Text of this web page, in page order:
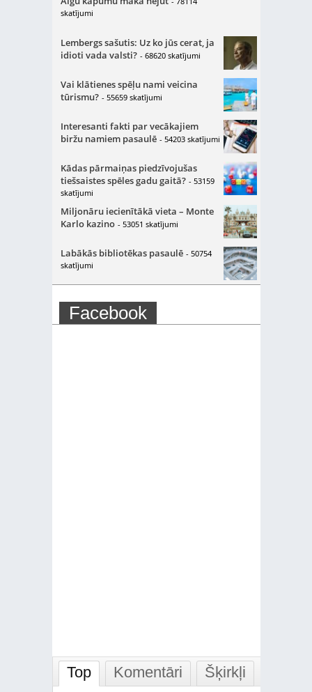
skatījumi
Lembergs sašutis: Uz ko jūs cerat, ja
idioti vada valsti? - 68620 skatījumi
Vai klātienes spēļu nami veicina
tūrismu? - 55659 skatījumi
Interesanti fakti par vecākajiem
biržu namiem pasaulē - 54203 skatījumi
Kādas pārmaiņas piedzīvojušas
tiešsaistes spēles gadu gaitā? - 53159
skatījumi
Miljonāru iecienītākā vieta – Monte
Karlo kazino - 53051 skatījumi
Labākās bibliotēkas pasaulē - 50754
skatījumi
Facebook
Top Komentāri Šķirkļi